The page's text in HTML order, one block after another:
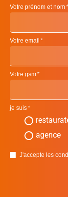
Votre prénom et nom
Votre email
Votre gsm
je suis
agence
J'accepte les